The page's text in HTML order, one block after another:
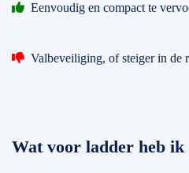
Eenvoudig en compact te
Valbeveiliging, of steiger in de
Wat voor ladder heb ik